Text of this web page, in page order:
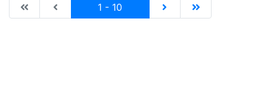
|de:Erste Seite|en:First results page|
|de:Vorhergehende Seite|en:Previous results
1 - 10 |de:Nächste
|de:Letzte